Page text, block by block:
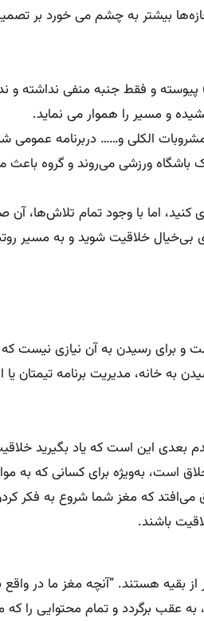
بیشتر به چشم می خورد بر
و مسیر را هموار می نماید.
مشروبات الکلی و…… دربرنامه
ورزشی می‌روند و گروه باعث
کنید، اما با وجود تمام تلاش‌ها،
خلاقیت شوید و به مسیر
و برای رسیدن به آن نیازی نیست
به خانه، مدیریت برنامه
بعدی این است که یاد بگیرید
است، به‌ویژه برای کسانی که به
می‌افتد که مغز شما شروع به فکر
باشند.
از بقیه هستند. “آنچه مغز ما در
عقب برگردد و تمام محتوایی را که